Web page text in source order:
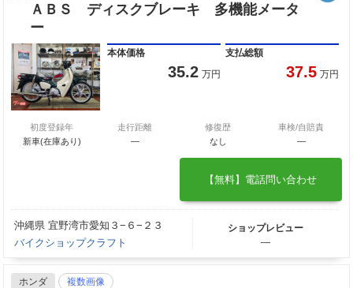
ＡＢＳ ディスクブレーキ 多機能メータ
ー
本体価格
35.2 万円
支払総額
37.5 万円
初度登録年
新車(在庫あり)
走行距離
―
修復歴
なし
車検/自賠責
―
【無料】電話問い合わせ
沖縄県 宜野湾市愛知３−６−２３
バイクショップクラフト
ショップレビュー
―
ホンダ 複数画像